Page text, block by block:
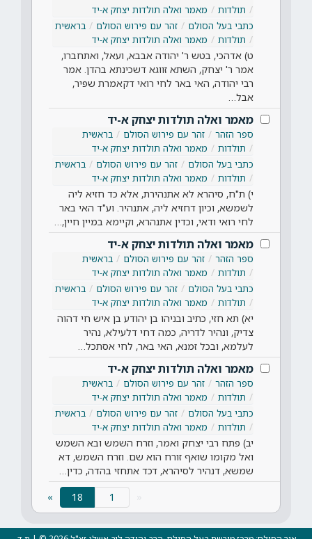
תולדות
מאמר ואלה תולדות יצחק א-יד
כתבי בעל הסולם
זהר עם פירוש הסולם
בראשית
תולדות
מאמר ואלה תולדות יצחק א-יד
ט) אדהכי, בטש ר' יהודה אבבא, ועאל, ואתחברו,
אמר ר' יצחק, השתא זווגא דשכינתא בהדן. אמר
רבי יהודה, האי באר לחי רואי דקאמרת שפיר,
אבל…
מאמר ואלה תולדות יצחק א-יד
ספר הזהר זהר עם פירוש הסולם
בראשית
תולדות
מאמר ואלה תולדות יצחק א-יד
כתבי בעל הסולם
זהר עם פירוש הסולם
בראשית
תולדות
מאמר ואלה תולדות יצחק א-יד
י) ת"ח, סיהרא לא אתנהירת, אלא כד חזיא ליה
לשמשא, וכיון דחזיא ליה, אתנהיר. וע"ד האי באר
לחי רואי ודאי, וכדין אתנהרא, וקיימא במיין חיין,…
מאמר ואלה תולדות יצחק א-יד
ספר הזהר זהר עם פירוש הסולם
בראשית
תולדות
מאמר ואלה תולדות יצחק א-יד
כתבי בעל הסולם
זהר עם פירוש הסולם
בראשית
תולדות
מאמר ואלה תולדות יצחק א-יד
יא) תא חזי, כתיב ובניהו בן יהודע בן איש חי דהוה
צדיק, ונהיר לדריה, כמה דחי דלעילא, נהיר
לעלמא, ובכל זמנא, האי באר, לחי אסתכל…
מאמר ואלה תולדות יצחק א-יד
ספר הזהר זהר עם פירוש הסולם
בראשית
תולדות
מאמר ואלה תולדות יצחק א-יד
כתבי בעל הסולם
זהר עם פירוש הסולם
בראשית
תולדות
מאמר ואלה תולדות יצחק א-יד
יב) פתח רבי יצחק ואמר, וזרח השמש ובא השמש
ואל מקומו שואף זורח הוא שם. וזרח השמש, דא
שמשא, דנהיר לסיהרא, דכד אתחזי בהדה, כדין…
18
»